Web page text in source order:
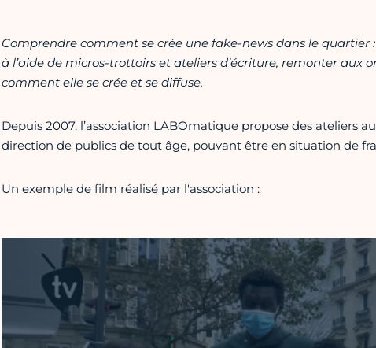
Comprendre comment se crée une fake-news dans le quartier
à l’aide de micros-trottoirs et ateliers d’écriture, remonter aux
comment elle se crée et se diffuse.
Depuis 2007, l’association LABOmatique propose des ateliers
direction de publics de tout âge, pouvant être en situation de
Un exemple de film réalisé par l'association :